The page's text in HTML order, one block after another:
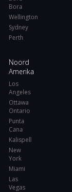
Bora
Wellington
Sydney
Perth
Noord
Amerika
Los
Angeles
Ottawa
Ontario
Punta
Cana
Kalispell
New
York
Miami
Las
Vegas